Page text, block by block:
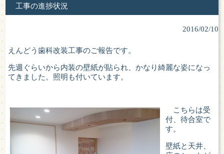
工事の進捗状況
2016/02/10
えんどう歯科改装工事のご報告です。
先週ぐらいから内装の壁紙が貼られ、かなり綺麗な姿になっ
てきました。照明も付いています。
こちらは受
付、待合室で
す。
壁紙と天井、